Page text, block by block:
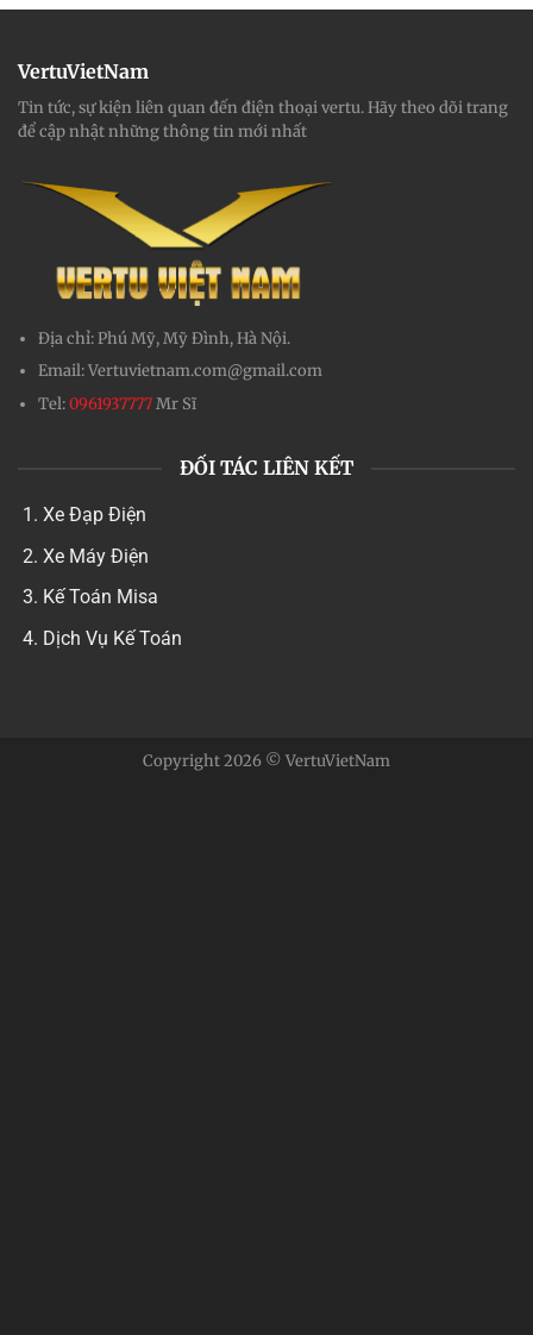
VertuVietNam
Tin tức, sự kiện liên quan đến điện thoại vertu. Hãy theo dõi trang
để cập nhật những thông tin mới nhất
Địa chỉ:Phú Mỹ, Mỹ Đình, Hà Nội.
Email:Vertuvietnam.com@gmail.com
Tel:0961937777Mr Sĩ
ĐỐI TÁC LIÊN KẾT
Xe Đạp Điện
Xe Máy Điện
Kế Toán Misa
Dịch Vụ Kế Toán
Copyright 2026 © VertuVietNam